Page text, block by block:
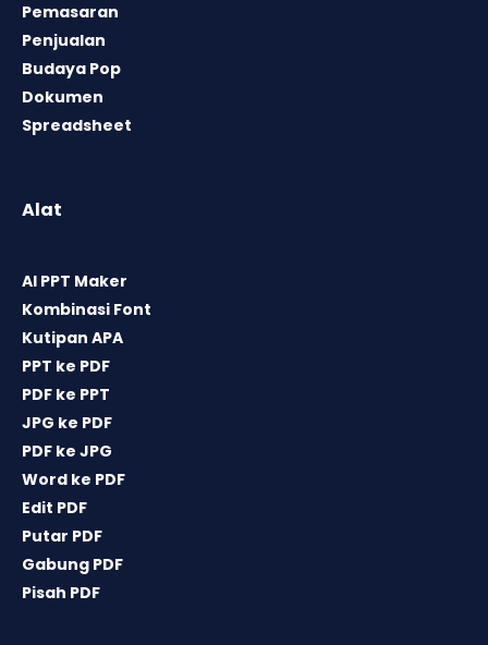
Pemasaran
Penjualan
Budaya Pop
Dokumen
Spreadsheet
Alat
AI PPT Maker
Kombinasi Font
Kutipan APA
PPT ke PDF
PDF ke PPT
JPG ke PDF
PDF ke JPG
Word ke PDF
Edit PDF
Putar PDF
Gabung PDF
Pisah PDF